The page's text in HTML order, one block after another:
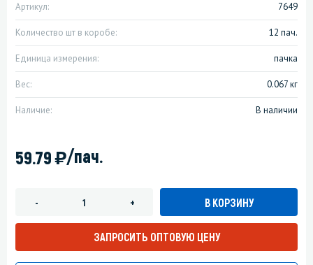
Артикул: 7649
Количество шт в коробе: 12 пач.
Единица измерения: пачка
Вес: 0.067 кг
Наличие: В наличии
59.79)/пач.
- + В КОРЗИНУ
ЗАПРОСИТЬ ОПТОВУЮ ЦЕНУ